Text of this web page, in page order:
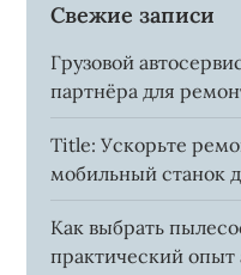
Свежие записи
Грузовой
партнёра для
Title: Ускорьте
мобильный станок
Как выбрать
практический опыт